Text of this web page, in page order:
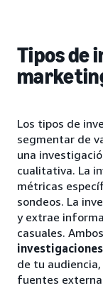
Tipos de
Los tipos de
segmentar de
una
cualitativa. La
métricas
sondeos. La
y extrae
casuales.
de tu audiencia,
fuentes